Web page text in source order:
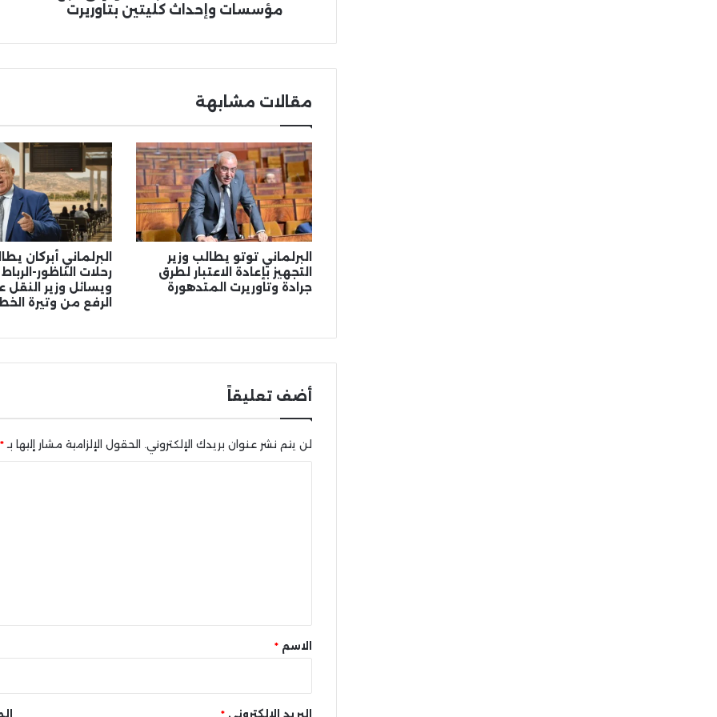
وإحداثمؤسسات وإحداث كليتين بتاوريرت
مقالات مشابهة
البرلماني توتو يطالب وزير
التجهيز بإعادة الاعتبار لطرق
جرادة وتاوريرت المتدهورة
البرلماني أبركان
رحلات الناظور-
ويسائل وزير النقل
الرفع من وتيرة
أضف تعليقاً
لن يتم نشر عنوان بريدك الإلكتروني. الحقول الإلزامية مشار إليها بـ *
* الاسم *
البريد الإلكتروني *